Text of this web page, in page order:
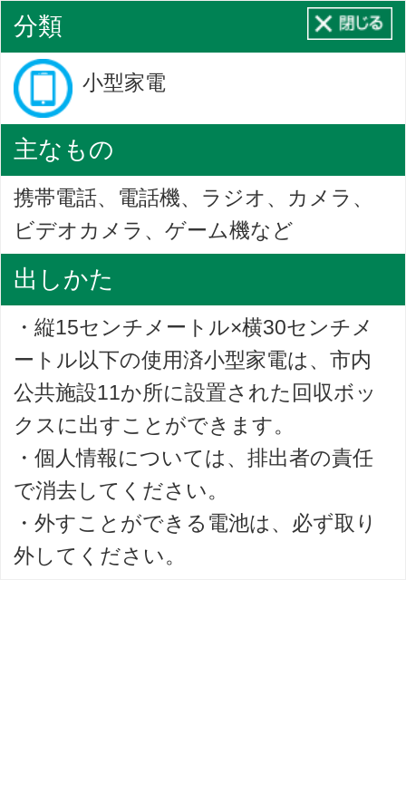
分類
小型家電
主なもの
携帯電話、電話機、ラジオ、カメラ、
ビデオカメラ、ゲーム機など
出しかた
・縦15センチメートル×横30センチメ
ートル以下の使用済小型家電は、市内
公共施設11か所に設置された回収ボッ
クスに出すことができます。
・個人情報については、排出者の責任
で消去してください。
・外すことができる電池は、必ず取り
外してください。